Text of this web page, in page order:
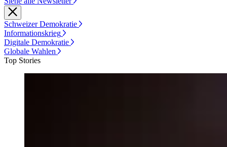
Schweizer Demokratie
Informationskrieg
Digitale Demokratie
Globale Wahlen
Top Stories